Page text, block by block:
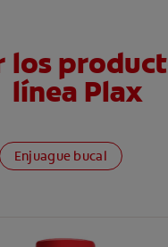
los
línea Plax
Enjuague bucal